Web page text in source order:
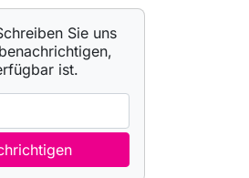
Sie uns
ist.